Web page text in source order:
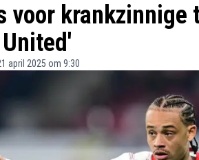
voor krankzinnige
april 2025 om 9:30